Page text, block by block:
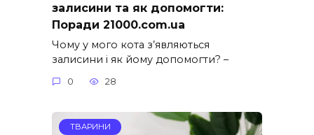
залисини та як допомогти:
Поради 21000.com.ua
Чому у мого кота з’являються
залисини і як йому допомогти? –
0 28
ТВАРИНИ